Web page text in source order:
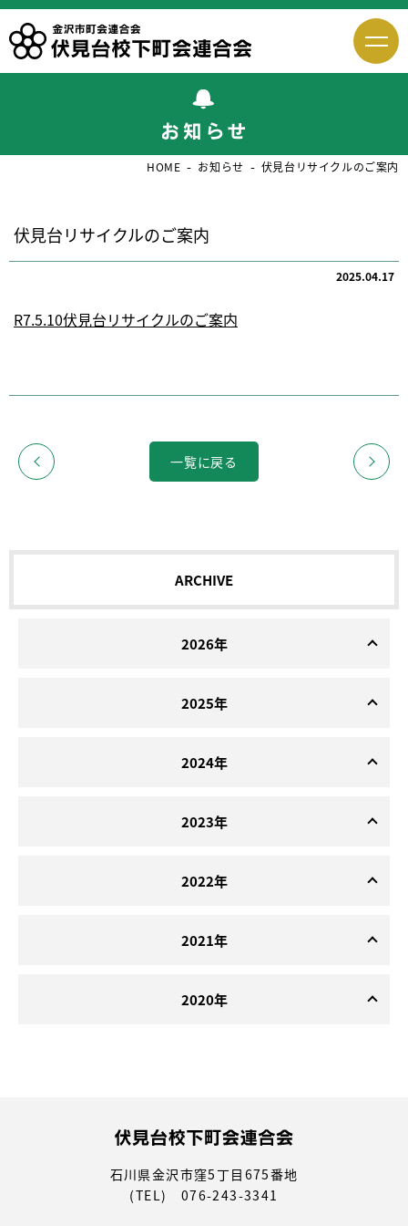
HOME お知らせ 伏見台リサイクルのご案内
伏見台リサイクルのご案内
2025.04.17
R7.5.10伏見台リサイクルのご案内
一覧に戻る
ARCHIVE
2026年
2025年
2024年
2023年
2022年
2021年
2020年
石川県金沢市窪5丁目675番地
(TEL) 076-243-3341